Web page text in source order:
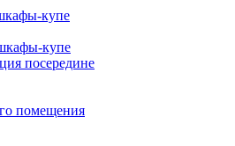
купе
купе
посередине
помещения